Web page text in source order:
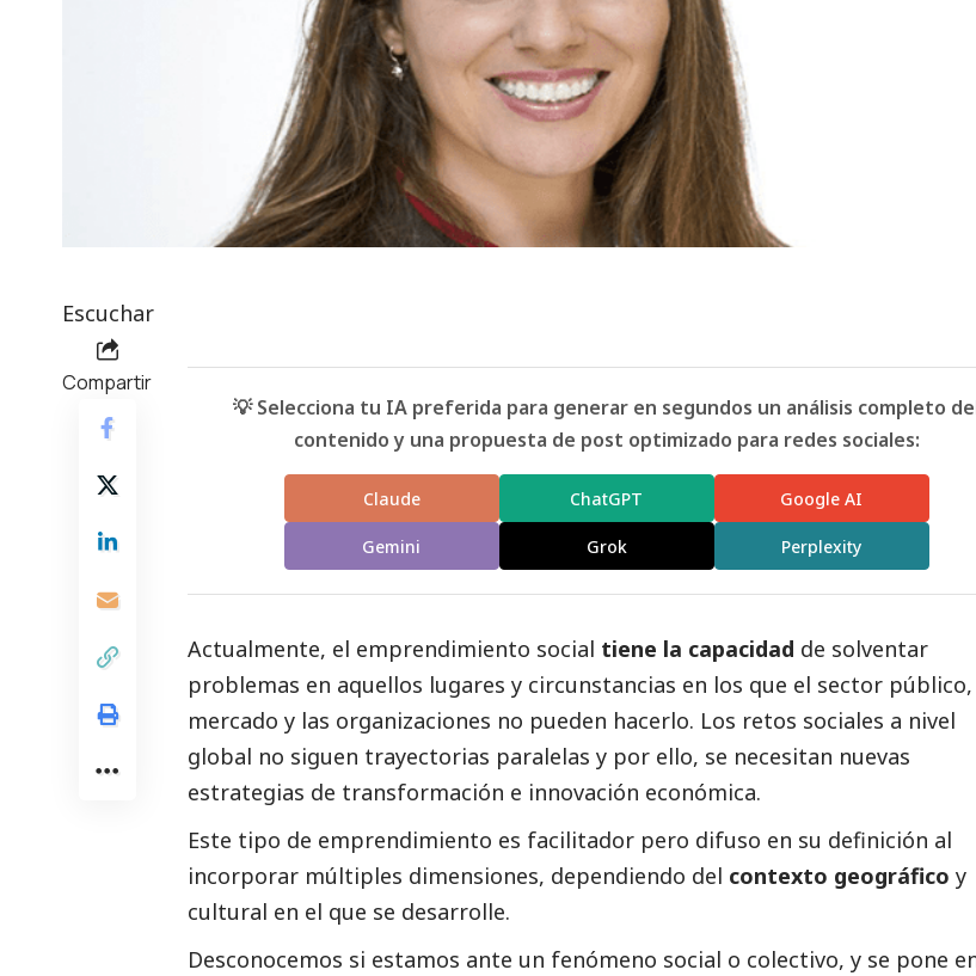
Escuchar
Compartir
💡 Selecciona tu IA preferida para generar en segundos un análisis completo
contenido y una propuesta de post optimizado para redes sociales:
Claude ChatGPT Google AI
Gemini Grok Perplexity
Actualmente, el emprendimiento social tiene la capacidad de solventar
problemas en aquellos lugares y circunstancias en los que el sector público,
mercado y las organizaciones no pueden hacerlo. Los retos sociales a nivel
global no siguen trayectorias paralelas y por ello, se necesitan nuevas
estrategias de transformación e innovación económica.
Este tipo de emprendimiento es facilitador pero difuso en su definición al
incorporar múltiples dimensiones, dependiendo del contexto geográfico y
cultural en el que se desarrolle.
Desconocemos si estamos ante un fenómeno social o colectivo, y se pone